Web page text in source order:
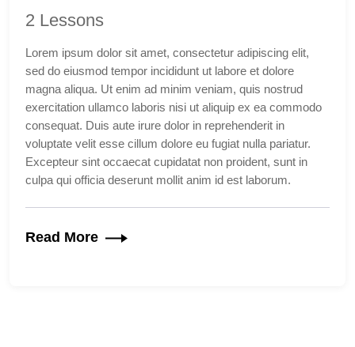
2 Lessons
Lorem ipsum dolor sit amet, consectetur adipiscing elit,
sed do eiusmod tempor incididunt ut labore et dolore
magna aliqua. Ut enim ad minim veniam, quis nostrud
exercitation ullamco laboris nisi ut aliquip ex ea commodo
consequat. Duis aute irure dolor in reprehenderit in
voluptate velit esse cillum dolore eu fugiat nulla pariatur.
Excepteur sint occaecat cupidatat non proident, sunt in
culpa qui officia deserunt mollit anim id est laborum.
Read More